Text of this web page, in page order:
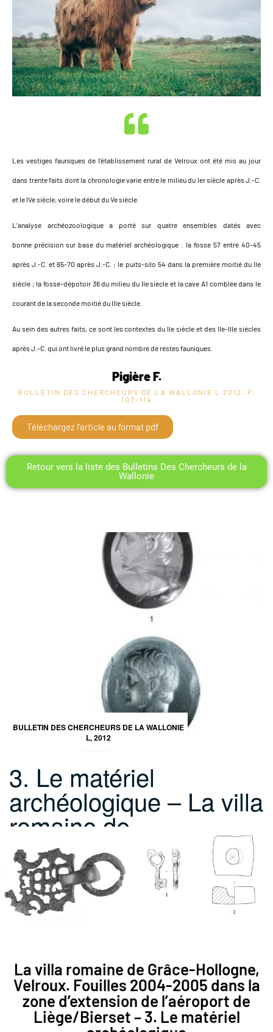
Les vestiges fauniques de l’établissement rural de Velroux ont été mis au jour
dans trente faits dont la chronologie varie entre le milieu du Ier siècle après J.-C.
et le IVe siècle, voire le début du Ve siècle.
L’analyse archéozoologique a porté sur quatre ensembles datés avec
bonne précision sur base du matériel archéologique : la fosse 57 entre 40-45
après J.-C. et 65-70 après J.-C. ; le puits-silo 54 dans la première moitié du IIe
siècle ; la fosse-dépotoir 36 du milieu du IIe siècle et la cave A1 comblée dans le
courant de la seconde moitié du IIIe siècle.
Au sein des autres faits, ce sont les contextes du IIe siècle et des IIe-IIIe siècles
après J.-C. qui ont livré le plus grand nombre de restes fauniques.
Pigière F.
BULLETIN DES CHERCHEURS DE LA WALLONIE L
2012, P.
107-114
Téléchargez l'article au format pdf
Retour vers la liste des Bulletins Des Chercheurs de la
Wallonie
BULLETIN DES CHERCHEURS DE LA WALLONIE
L, 2012
3. Le matériel
archéologique – La villa
romaine de…
La villa romaine de Grâce-Hollogne,
Velroux. Fouilles 2004-2005 dans la
zone d’extension de l’aéroport de
Liège/Bierset – 3. Le matériel